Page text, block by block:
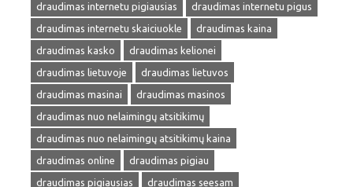
draudimas internetu pigiausias
draudimas internetu pigus
draudimas internetu skaiciuokle
draudimas kaina
draudimas kasko
draudimas kelionei
draudimas lietuvoje
draudimas lietuvos
draudimas masinai
draudimas masinos
draudimas nuo nelaimingų atsitikimų
draudimas nuo nelaimingų atsitikimų kaina
draudimas online
draudimas pigiau
draudimas pigiausias
draudimas seesam